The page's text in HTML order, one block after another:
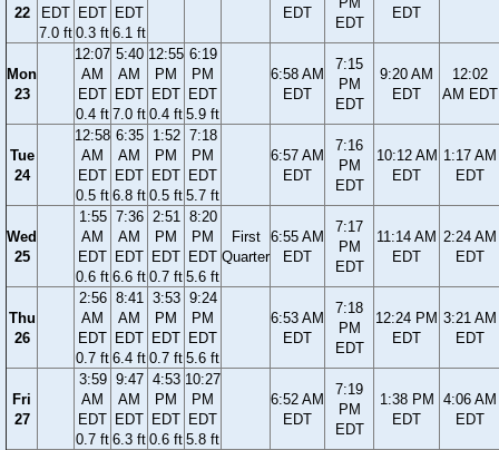
22
EDT
7.0 ft
EDT
0.3 ft
EDT
6.1 ft
EDT
EDT
EDT
Mon
23
12:07
AM
EDT
0.4 ft
5:40
AM
EDT
7.0 ft
12:55
PM
EDT
0.4 ft
6:19
PM
EDT
5.9 ft
6:58 AM
EDT
7:15
PM
EDT
9:20 AM
EDT
12:02
AM EDT
Tue
24
12:58
AM
EDT
0.5 ft
6:35
AM
EDT
6.8 ft
1:52
PM
EDT
0.5 ft
7:18
PM
EDT
5.7 ft
6:57 AM
EDT
7:16
PM
EDT
10:12 AM
EDT
1:17 AM
EDT
Wed
25
1:55
AM
EDT
0.6 ft
7:36
AM
EDT
6.6 ft
2:51
PM
EDT
0.7 ft
8:20
PM
EDT
5.6 ft
First
Quarter
6:55 AM
EDT
7:17
PM
EDT
11:14 AM
EDT
2:24 AM
EDT
Thu
26
2:56
AM
EDT
0.7 ft
8:41
AM
EDT
6.4 ft
3:53
PM
EDT
0.7 ft
9:24
PM
EDT
5.6 ft
6:53 AM
EDT
7:18
PM
EDT
12:24 PM
EDT
3:21 AM
EDT
Fri
27
3:59
AM
EDT
0.7 ft
9:47
AM
EDT
6.3 ft
4:53
PM
EDT
0.6 ft
10:27
PM
EDT
5.8 ft
6:52 AM
EDT
7:19
PM
EDT
1:38 PM
EDT
4:06 AM
EDT